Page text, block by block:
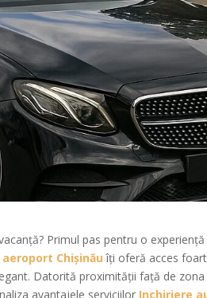
Primul pas pentru o
Chișinău îți oferă acces
Datorită proximității față de
avantajele serviciilor Inchiriere